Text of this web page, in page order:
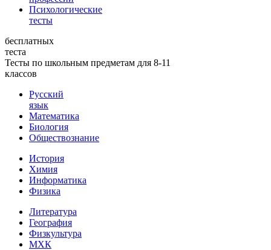
Психологические
тесты
бесплатных
теста
Тесты по школьным предметам для 8-11
классов
Русский
язык
Математика
Биология
Обществознание
История
Химия
Информатика
Физика
Литература
География
Физкультура
МХК